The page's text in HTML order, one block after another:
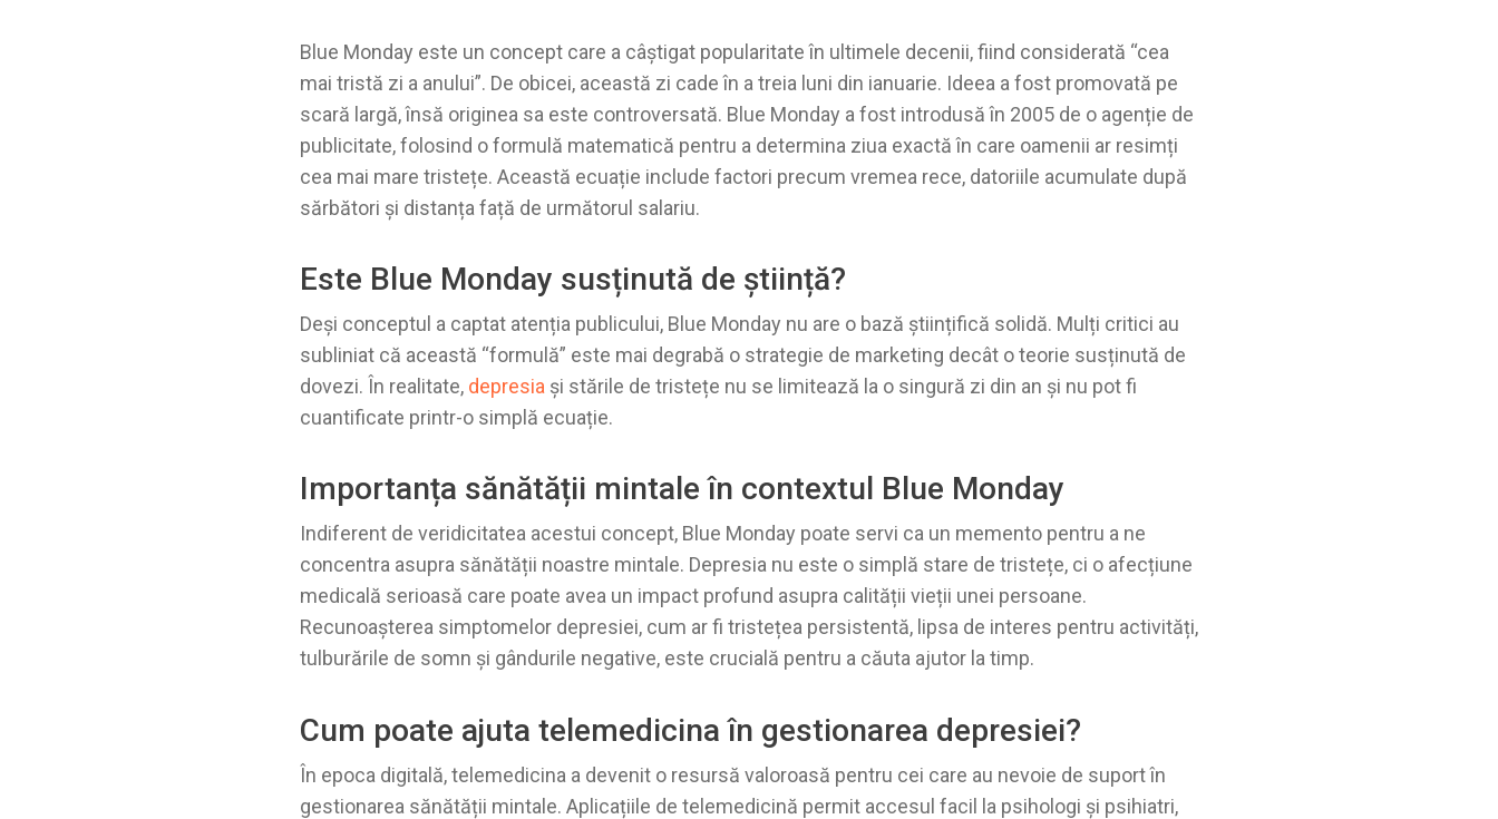
Blue Monday este un concept care a câștigat popularitate în ultimele decenii, fiind considerată “cea
mai tristă zi a anului”. De obicei, această zi cade în a treia luni din ianuarie. Ideea a fost promovată pe
scară largă, însă originea sa este controversată. Blue Monday a fost introdusă în 2005 de o agenție de
publicitate, folosind o formulă matematică pentru a determina ziua exactă în care oamenii ar resimți
cea mai mare tristețe. Această ecuație include factori precum vremea rece, datoriile acumulate după
sărbători și distanța față de următorul salariu.
Este Blue Monday susținută de știință?
Deși conceptul a captat atenția publicului, Blue Monday nu are o bază științifică solidă. Mulți critici au
subliniat că această “formulă” este mai degrabă o strategie de marketing decât o teorie susținută de
dovezi. În realitate, depresia și stările de tristețe nu se limitează la o singură zi din an și nu pot fi
cuantificate printr-o simplă ecuație.
Importanța sănătății mintale în contextul Blue Monday
Indiferent de veridicitatea acestui concept, Blue Monday poate servi ca un memento pentru a ne
concentra asupra sănătății noastre mintale. Depresia nu este o simplă stare de tristețe, ci o afecțiune
medicală serioasă care poate avea un impact profund asupra calității vieții unei persoane.
Recunoașterea simptomelor depresiei, cum ar fi tristețea persistentă, lipsa de interes pentru activități,
tulburările de somn și gândurile negative, este crucială pentru a căuta ajutor la timp.
Cum poate ajuta telemedicina în gestionarea depresiei?
În epoca digitală, telemedicina a devenit o resursă valoroasă pentru cei care au nevoie de suport în
gestionarea sănătății mintale. Aplicațiile de telemedicină permit accesul facil la psihologi și psihiatri,